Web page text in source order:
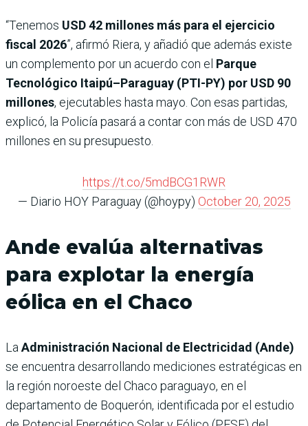
“Tenemos USD 42 millones más para el ejercicio
fiscal 2026”, afirmó Riera, y añadió que además existe
un complemento por un acuerdo con el Parque
Tecnológico Itaipú–Paraguay (PTI-PY) por USD 90
millones, ejecutables hasta mayo. Con esas partidas,
explicó, la Policía pasará a contar con más de USD 470
millones en su presupuesto.
https://t.co/5mdBCG1RWR
— Diario HOY Paraguay (@hoypy) October 20, 2025
Ande evalúa alternativas
para explotar la energía
eólica en el Chaco
La Administración Nacional de Electricidad (Ande)
se encuentra desarrollando mediciones estratégicas en
la región noroeste del Chaco paraguayo, en el
departamento de Boquerón, identificada por el estudio